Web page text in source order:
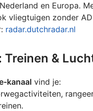
en Europa.
vliegtuigen zonder
radar.dutchradar.nl
Treinen &
kanaal vind je: